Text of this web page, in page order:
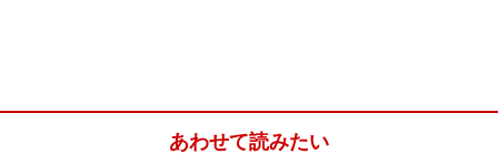
あわせて読みたい